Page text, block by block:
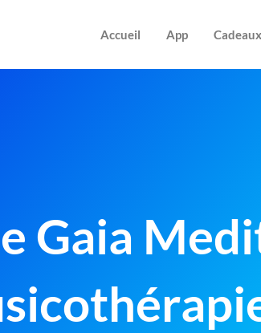
Accueil App Cadeaux
Gaia